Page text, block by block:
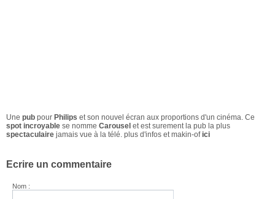
Une pub pour Philips et son nouvel écran aux proportions d'un cinéma. Ce
spot incroyable se nomme Carousel et est surement la pub la plus
spectaculaire jamais vue à la télé. plus d'infos et makin-of ici
Ecrire un commentaire
Nom :